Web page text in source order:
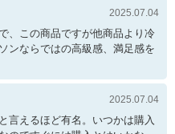
2025.07.04
、この商品ですが他商品より冷
ンならではの高級感、満足感を
2025.07.04
言えるほど有名。いつかは購入